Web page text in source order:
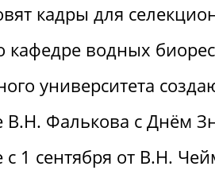
кадры для
кафедре водных
университета
В.Н. Фалькова с Днём
1 сентября от В.Н.